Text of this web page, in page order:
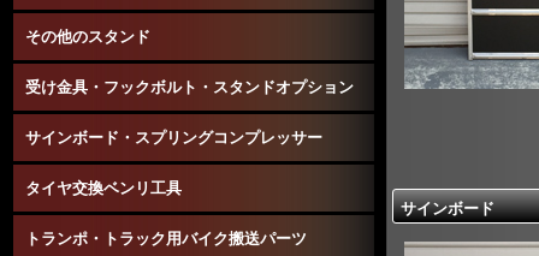
その他のスタンド
受け金具・フックボルト・スタンドオプション
サインボード・スプリングコンプレッサー
タイヤ交換ベンリ工具
トランポ・トラック用バイク搬送パーツ
サインボード